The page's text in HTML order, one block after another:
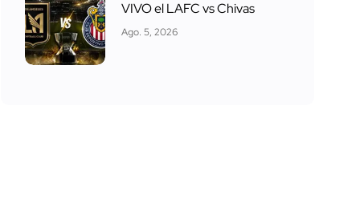
VIVO el LAFC vs Chivas
Ago. 5, 2026